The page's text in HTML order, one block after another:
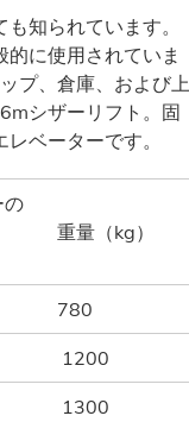
知られています。
に使用されていま
プ、倉庫、および上
シザーリフト。固
ベーターです。
の
重量（kg）
780
1200
1300